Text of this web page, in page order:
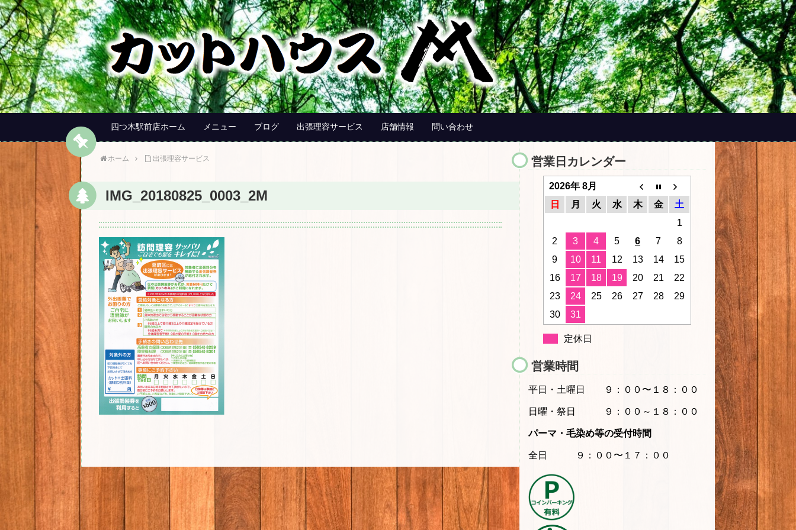
四つ木駅前店ホーム メニュー ブログ 出張理容サービス 店舗情報 問い合わせ
ホーム 出張理容サービス
IMG_20180825_0003_2M
営業日カレンダー
2026年 8月
日
月 火 水 木 金
土
1
2
3 4 5 6 7
8
9
10 11 12 13 14
15
16
17 18 19 20 21
22
23
24 25 26 27 28
29
30
31
定休日
営業時間
平日・土曜日 ９：００〜１８：００
日曜・祭日 ９：００～１８：００
パーマ・毛染め等の受付時間
全日 ９：００〜１７：００